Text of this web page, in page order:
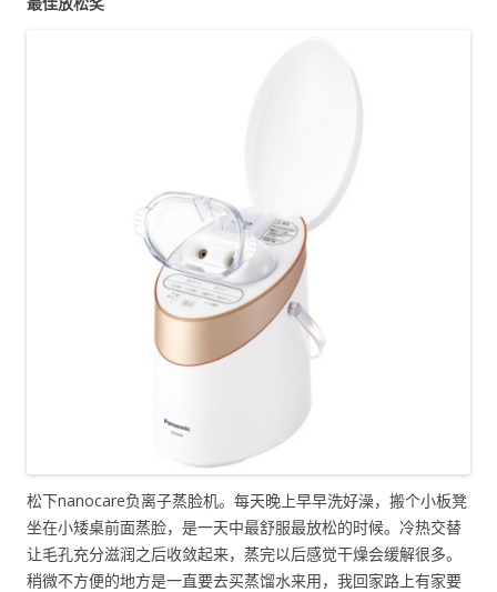
松下nanocare负离子蒸脸机。每天晚上早早洗好澡，搬个小板凳
坐在小矮桌前面蒸脸，是一天中最舒服最放松的时候。冷热交替
让毛孔充分滋润之后收敛起来，蒸完以后感觉干燥会缓解很多。
稍微不方便的地方是一直要去买蒸馏水来用，我回家路上有家要